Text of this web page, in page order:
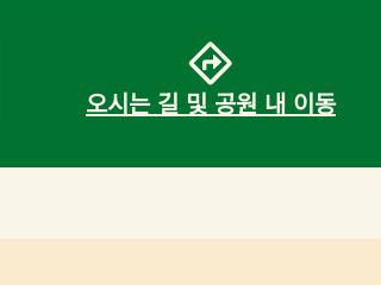
오시는 길 및 공원 내 이동